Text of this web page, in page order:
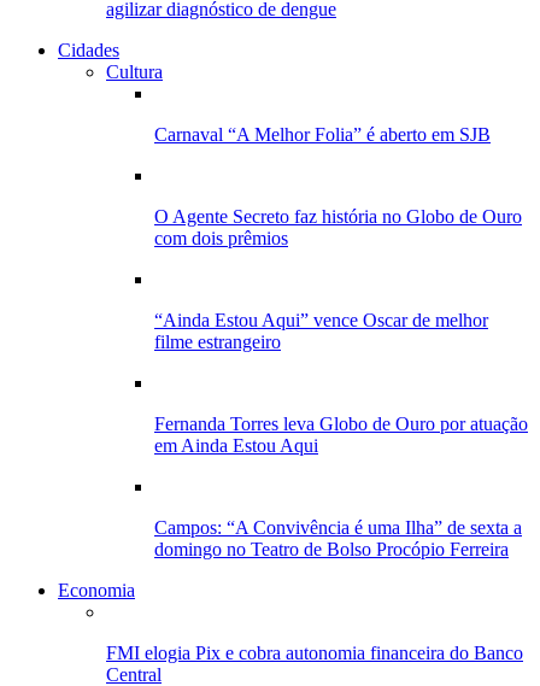
agilizar diagnóstico de dengue
Cidades
Cultura
Carnaval “A Melhor Folia” é aberto em SJB
O Agente Secreto faz história no Globo de Ouro
com dois prêmios
“Ainda Estou Aqui” vence Oscar de melhor
filme estrangeiro
Fernanda Torres leva Globo de Ouro por atuação
em Ainda Estou Aqui
Campos: “A Convivência é uma Ilha” de sexta a
domingo no Teatro de Bolso Procópio Ferreira
Economia
FMI elogia Pix e cobra autonomia financeira do Banco
Central